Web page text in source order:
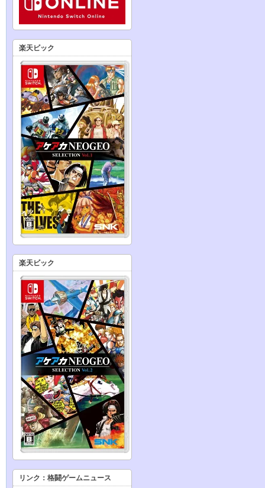
楽天ビック
楽天ビック
リンク：格闘ゲームニュース